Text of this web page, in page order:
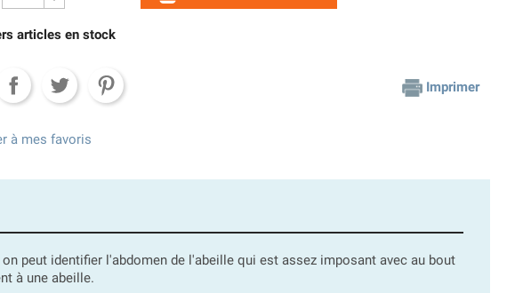
articles en stock
Imprimer
à mes favoris
peut identifier l'abdomen de l'abeille qui est assez imposant avec au bout
à une abeille.